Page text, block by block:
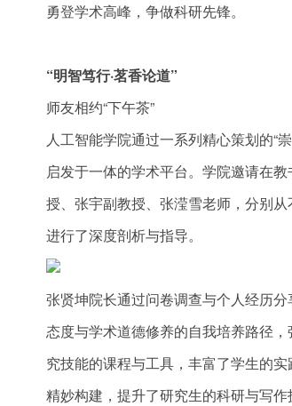
勇登学术高峰，争做科研先锋。
“明智笃行·茗香论道”
师友相约“下午茶”
人工智能学院通过一系列精心策划的“
启发于一体的学术平台。学院邀请在
授、张宇副教授、张滢雪老师，分别
进行了深度剖析与指导。
张贤坤院长通过问卷调查与个人经历
态度与学术道德修养的自我培养路径
究技能的课程与工具，丰富了学生的
精妙构建，提升了研究生的科研与写